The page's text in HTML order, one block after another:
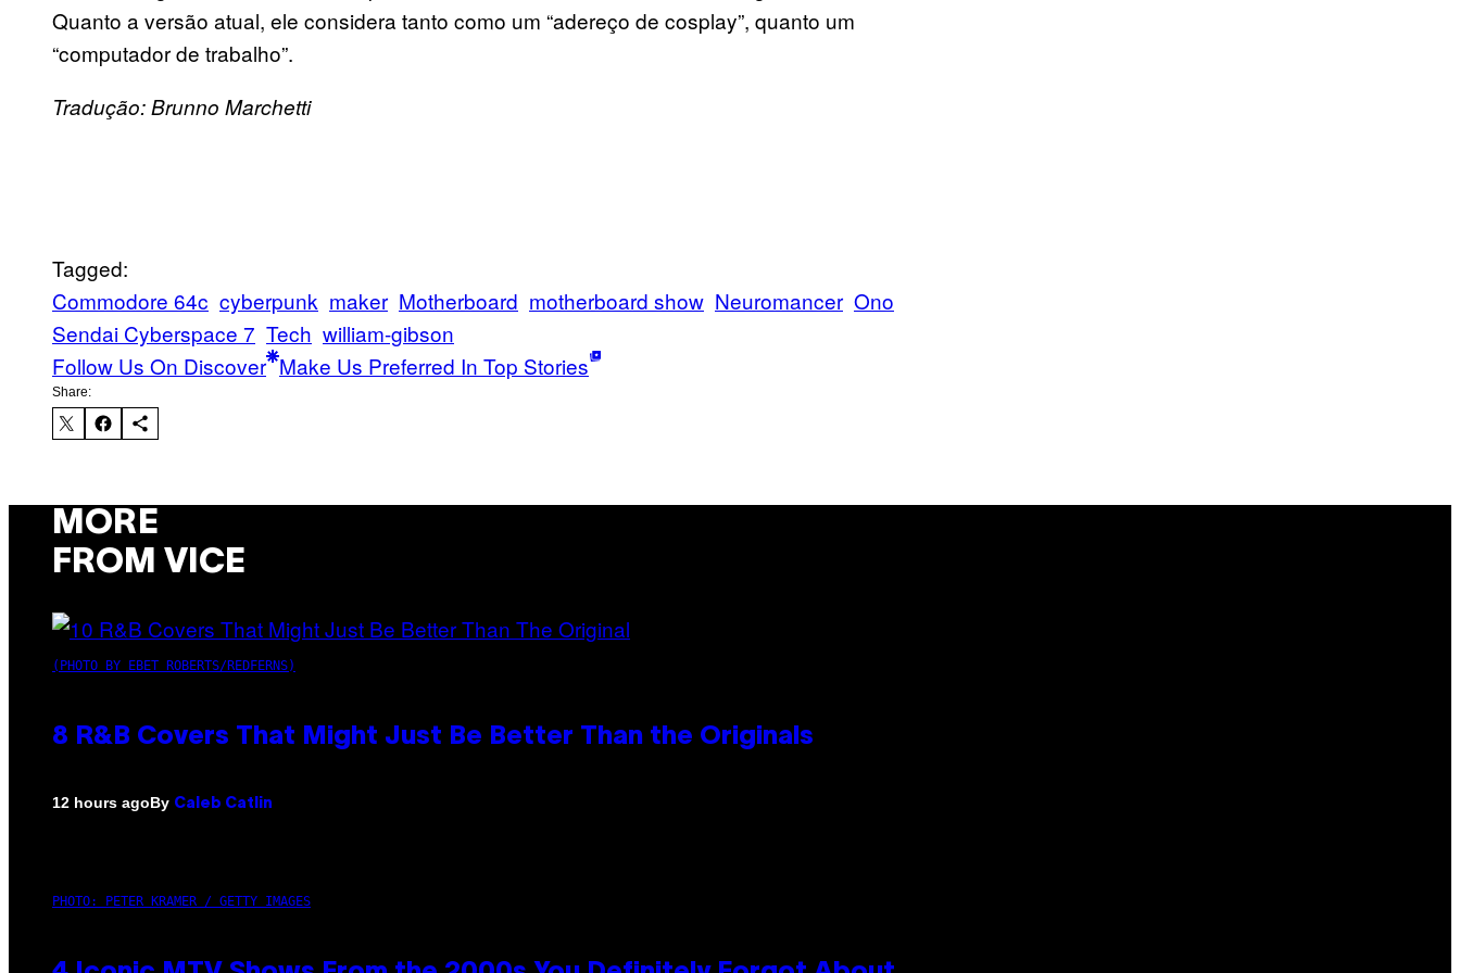
Quanto a versão atual, ele considera tanto como um “adereço de cosplay”, quanto um
“computador de trabalho”.
Tradução: Brunno Marchetti
Tagged:
Commodore 64c cyberpunk maker Motherboard motherboard show Neuromancer Ono
Sendai Cyberspace 7 Tech william-gibson
Follow Us On Discover Make Us Preferred In Top Stories
Share:
MORE
FROM VICE
(PHOTO BY EBET ROBERTS/REDFERNS)
8 R&B Covers That Might Just Be Better Than the Originals
12 hours agoBy Caleb Catlin
PHOTO: PETER KRAMER / GETTY IMAGES